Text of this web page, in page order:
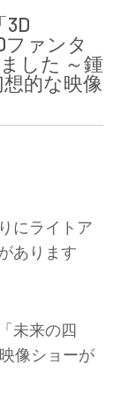
ファンタ
した ～鍾
的な映像
にライトア
あります
未来の四
像ショーが